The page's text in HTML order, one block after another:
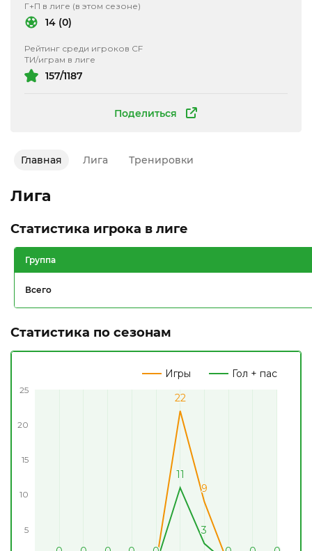
Поделиться
Г+П в лиге (в этом сезоне)
14 (0)
Рейтинг среди игроков CF
ТИ/играм в лиге
157/1187
Главная Лига Тренировки
Лига
Статистика игрока в лиге
Группа
Всего
Статистика по сезонам
Игры Гол + пас
5
10
15
20
25
22
22
9
9
11
11
3
3